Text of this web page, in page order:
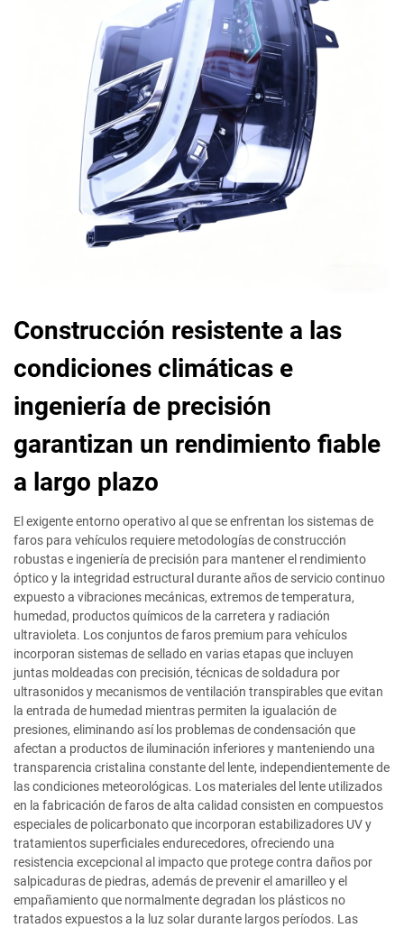
Construcción resistente a las
condiciones climáticas e
ingeniería de precisión
garantizan un rendimiento fiable
a largo plazo
El exigente entorno operativo al que se enfrentan los sistemas de
faros para vehículos requiere metodologías de construcción
robustas e ingeniería de precisión para mantener el rendimiento
óptico y la integridad estructural durante años de servicio continuo
expuesto a vibraciones mecánicas, extremos de temperatura,
humedad, productos químicos de la carretera y radiación
ultravioleta. Los conjuntos de faros premium para vehículos
incorporan sistemas de sellado en varias etapas que incluyen
juntas moldeadas con precisión, técnicas de soldadura por
ultrasonidos y mecanismos de ventilación transpirables que evitan
la entrada de humedad mientras permiten la igualación de
presiones, eliminando así los problemas de condensación que
afectan a productos de iluminación inferiores y manteniendo una
transparencia cristalina constante del lente, independientemente de
las condiciones meteorológicas. Los materiales del lente utilizados
en la fabricación de faros de alta calidad consisten en compuestos
especiales de policarbonato que incorporan estabilizadores UV y
tratamientos superficiales endurecedores, ofreciendo una
resistencia excepcional al impacto que protege contra daños por
salpicaduras de piedras, además de prevenir el amarilleo y el
empañamiento que normalmente degradan los plásticos no
tratados expuestos a la luz solar durante largos períodos. Las